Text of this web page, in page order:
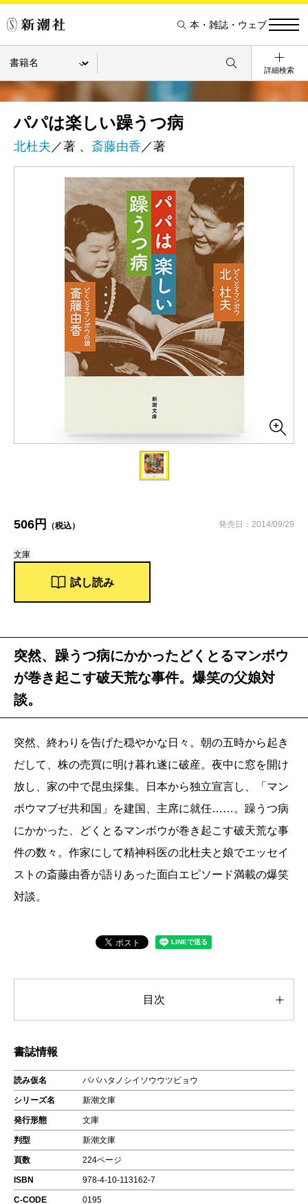
本・雑誌・ウェブ
詳細検索
パパは楽しい躁うつ病
北杜夫 ／著 、 斎藤由香 ／著
506円 （税込） 発売日：2014/09/29
文庫
試し読み
突然、躁うつ病にかかったどくとるマンボウ
が巻き起こす破天荒な事件。爆笑の父娘対
談。
突然、終わりを告げた穏やかな日々。朝の五時から起き
だして、株の売買に明け暮れ遂に破産。夜中に窓を開け
放し、家の中で昆虫採集。日本から独立宣言し、「マン
ボウマブゼ共和国」を建国、主席に就任……。躁うつ病
にかかった、どくとるマンボウが巻き起こす破天荒な事
件の数々。作家にして精神科医の北杜夫と娘でエッセイ
ストの斎藤由香が語りあった面白エピソード満載の爆笑
対談。
目次
書誌情報
読み仮名 パパハタノシイソウウツビョウ
シリーズ名 新潮文庫
発行形態 文庫
判型 新潮文庫
頁数 224ページ
ISBN 978-4-10-113162-7
C-CODE 0195